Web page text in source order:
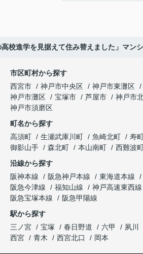
趣味を楽しむ時間が増えまし
これからの暮らしを前向きに考
り、住み替えを決断して本当
ます。
「立地も良く、長期保有したい
と話され、このビルを大切に
になりました。
長年守ってきた資産を安心し
き、家族全員が納得できる売却
「レ・ジェイド西宮北口」の
購入とのタイミングや資金計
明してくださいました。
販売活動では、西宮北口駅へ
ガーデンズ、教育施設、商業
した。
購入されたご家族は、
と大変喜ばれ、この住まいを
住み替え後は家族それぞれの
校進学を見据えて住み替えました」マン
市区町村から探す
西宮市
神戸市中央区 神戸市東灘区
神戸市灘区
宝塚市 芦屋市 神戸市
神戸市須磨区
町名から探す
高須町
生瀬武庫川町 魚崎北町 寿
御影山手
森北町 本山南町 西難波
沿線から探す
阪神本線
阪急神戸本線 東海道本線
阪急今津線
福知山線 神戸高速東西線
阪急宝塚本線
阪急甲陽線
駅から探す
三ノ宮
宝塚 春日野道 六甲 夙川
西宮
青木 西宮北口 岡本